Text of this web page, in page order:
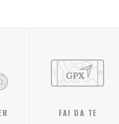
FAI DA TE